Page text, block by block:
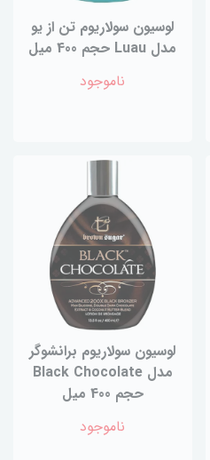
لوسیون سولاریوم تن از یو
مدل Luau حجم 400 میل
ناموجود
لوسیون سولاریوم برانشوگر
مدل Black Chocolate
حجم 400 میل
ناموجود